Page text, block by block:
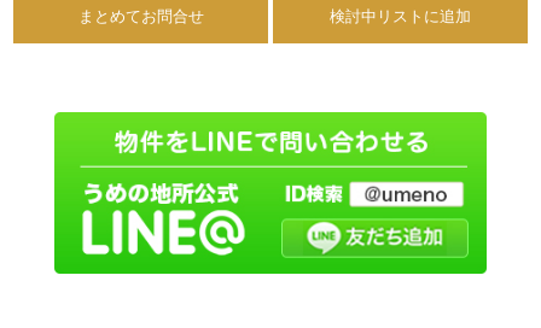
まとめてお問合せ 検討中リストに追加